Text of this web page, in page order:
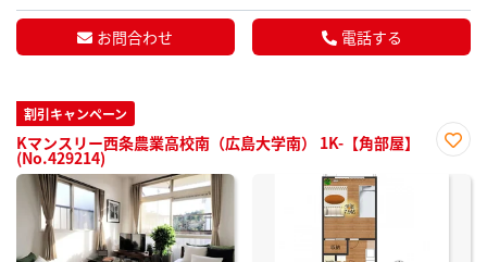
お問合わせ 電話する
割引キャンペーン
Kマンスリー西条農業高校南（広島大学南） 1K-【角部屋】
(No.429214)
に入